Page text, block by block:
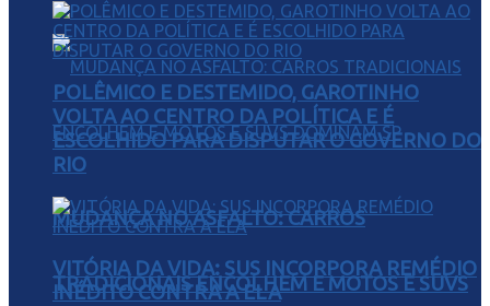
MUDANÇA NO ASFALTO: CARROS
TRADICIONAIS ENCOLHEM E MOTOS E SUVS
POLÊMICO E DESTEMIDO, GAROTINHO
VOLTA AO CENTRO DA POLÍTICA E É
ESCOLHIDO PARA DISPUTAR O GOVERNO DO
RIO
VITÓRIA DA VIDA: SUS INCORPORA REMÉDIO
INÉDITO CONTRA A ELA